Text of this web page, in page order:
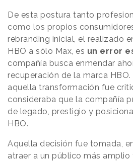
De esta postura tanto
como los propios
rebranding inicial, el realizado
HBO a sólo Max, es un error
compañía busca enmendar
recuperación de la marca HBO.
aquella transformación fue
consideraba que la compañía
de legado, prestigio y
HBO.
Aquella decisión fue tomada,
atraer a un público más amplio